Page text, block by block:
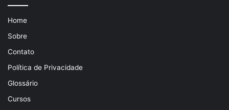
Home
Sobre
Contato
Política de Privacidade
Glossário
Cursos